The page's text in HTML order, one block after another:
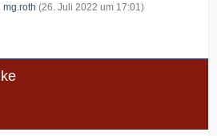
mg.roth (26. Juli 2022 um 17:01)